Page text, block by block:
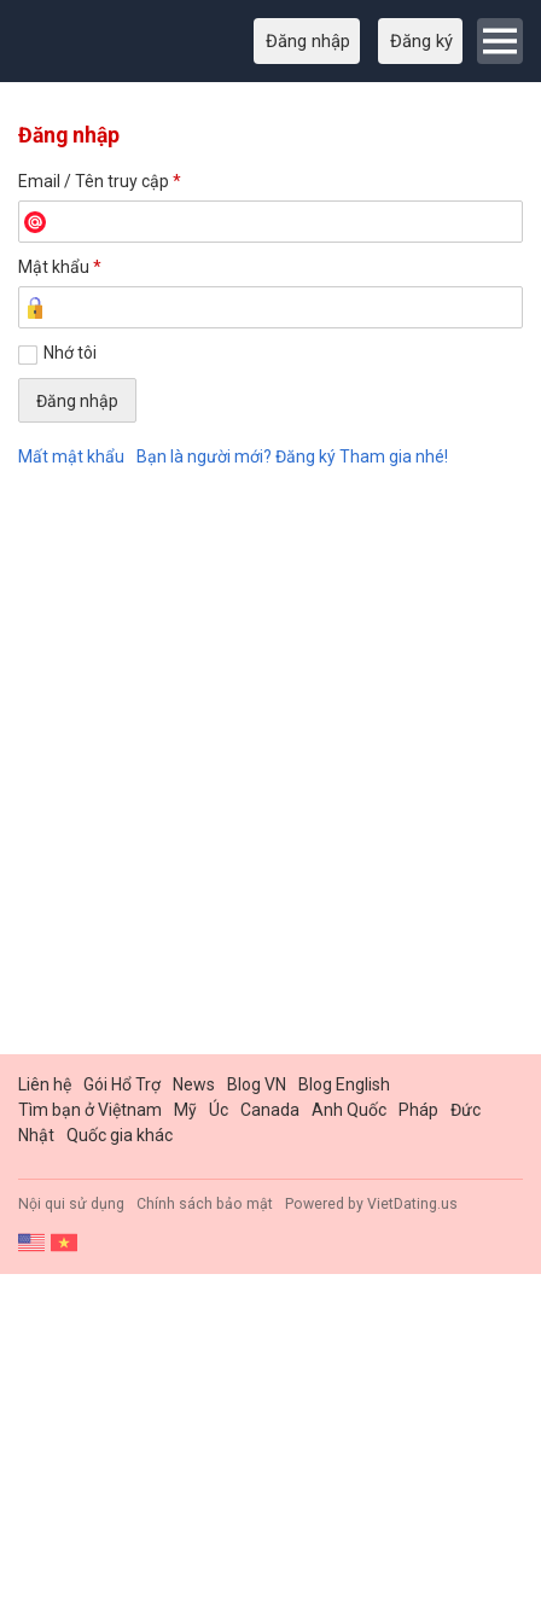
Đăng nhập Đăng ký
Đăng nhập
Email / Tên truy cập *
Mật khẩu *
Nhớ tôi
Mất mật khẩu Bạn là người mới? Đăng ký Tham gia nhé!
Liên hệ Gói Hổ Trợ News Blog VN
Blog English
Tìm bạn ở Việtnam
Mỹ Úc Canada Anh Quốc Pháp
Đức
Nhật
Quốc gia khác
Nội qui sử dụng Chính sách bảo mật Powered by VietDating.us